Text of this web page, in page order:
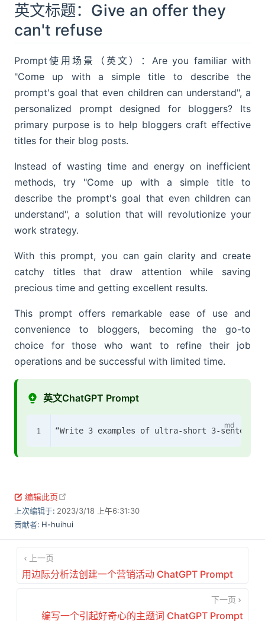
英文标题：Give an offer they
can't refuse
Prompt使用场景（英文）：Are you familiar with
"Come up with a simple title to describe the
prompt's goal that even children can understand", a
personalized prompt designed for bloggers? Its
primary purpose is to help bloggers craft effective
titles for their blog posts.
Instead of wasting time and energy on inefficient
methods, try "Come up with a simple title to
describe the prompt's goal that even children can
understand", a solution that will revolutionize your
work strategy.
With this prompt, you can gain clarity and create
catchy titles that draw attention while saving
precious time and getting excellent results.
This prompt offers remarkable ease of use and
convenience to bloggers, becoming the go-to
choice for those who want to refine their job
operations and be successful with limited time.
英文ChatGPT Prompt
编辑此页
上次编辑于: 2023/3/18 上午6:31:30
贡献者: H-huihui
上一页
用边际分析法创建一个营销活动 ChatGPT Prompt
下一页
编写一个引起好奇心的主题词 ChatGPT Prompt